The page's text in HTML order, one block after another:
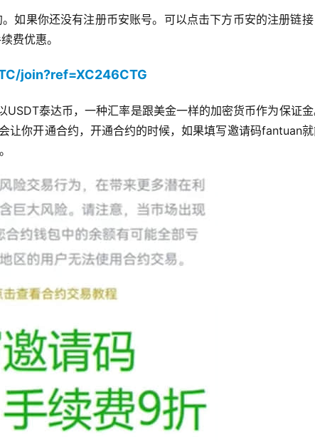
如果你还没有注册币安账号。可以点击下方币安的注册链
费优惠。
join?ref=XC246CTG
泰达币，一种汇率是跟美金一样的加密货币作为保证
让你开通合约，开通合约的时候，如果填写邀请码fantuan